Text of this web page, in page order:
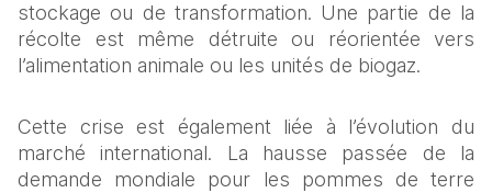
stockage ou de transformation. Une partie de la
récolte est même détruite ou réorientée vers
l’alimentation animale ou les unités de biogaz.
Cette crise est également liée à l’évolution du
marché international. La hausse passée de la
demande mondiale pour les pommes de terre